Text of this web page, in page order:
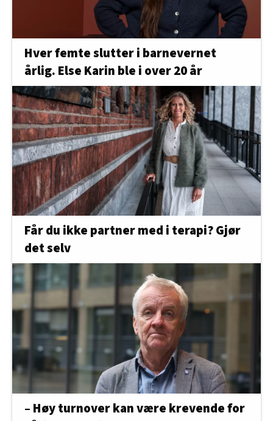
Hver femte slutter i barnevernet
årlig. Else Karin ble i over 20 år
Får du ikke partner med i terapi? Gjør
det selv
– Høy turnover kan være krevende for